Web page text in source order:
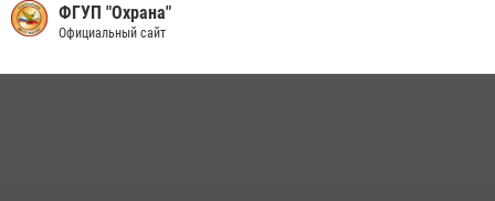
11 июля 2026, 15:05
жизненной ситуации (ВИДЕО)
ФГУП "Охрана"
Официальный сайт